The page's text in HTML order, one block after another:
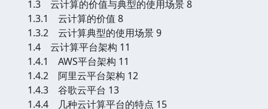
1.3 云计算的价值与典型的使用场景 8
1.3.1 云计算的价值 8
1.3.2 云计算典型的使用场景 9
1.4 云计算平台架构 11
1.4.1 AWS平台架构 11
1.4.2 阿里云平台架构 12
1.4.3 谷歌云平台 13
1.4.4 几种云计算平台的特点 15